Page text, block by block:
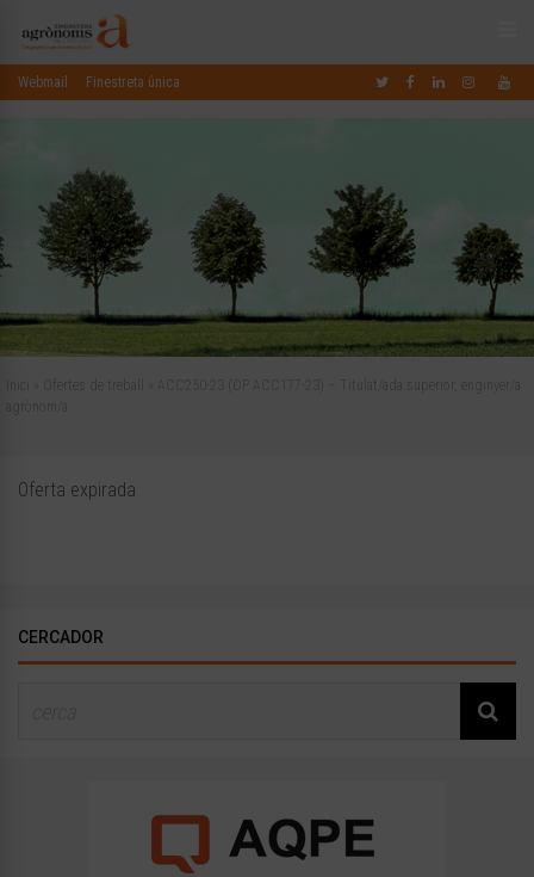
Webmail Finestreta única
Oferta expirada
CERCADOR